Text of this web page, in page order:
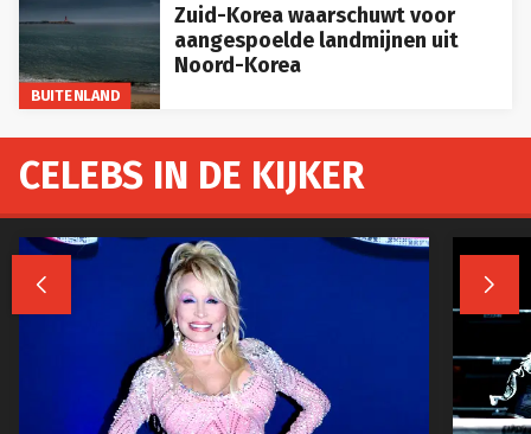
BUITENLAND
Zuid-Korea waarschuwt voor
aangespoelde landmijnen uit
Noord-Korea
CELEBS IN DE KIJKER
 